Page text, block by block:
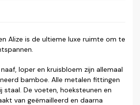
Alize is de ultieme luxe ruimte om te
loper en kruisbloem zijn allemaal
bamboe. Alle metalen fittingen
staal. De voeten, hoeksteunen en
van geëmailleerd en daarna